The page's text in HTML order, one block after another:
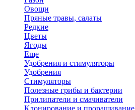
Овощи
Пряные травы, салаты
Редкие
Цветы
Ягоды
Еще
Удобрения и стимуляторы
Удобрения
Стимуляторы
Полезные грибы и бактерии
Прилипатели и смачиватели
Клонирование и проращивание